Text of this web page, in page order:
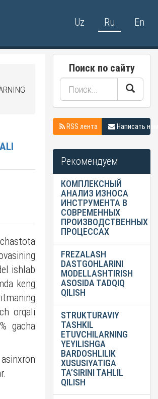
Uz Ru En
ishlab
keng
orqali
gacha
Поиск по сайту
RSS лента Написать нам
Рекомендуем
КОМПЛЕКСНЫЙ
АНАЛИЗ ИЗНОСА
ИНСТРУМЕНТА В
СОВРЕМЕННЫХ
ПРОИЗВОДСТВЕННЫХ
ПРОЦЕССАХ
FREZALASH
DASTGOHLARINI
MODELLASHTIRISH
ASOSIDA TADQIQ
QILISH
STRUKTURAVIY
TASHKIL
ETUVCHILARNING
YEYILISHGA
BARDOSHLILIK
XUSUSIYATIGA
TA’SIRINI TAHLIL
QILISH